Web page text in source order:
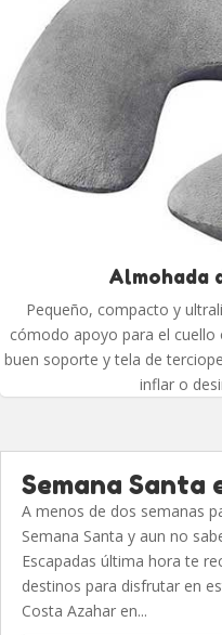
Almohada
Pequeño, compacto y
cómodo apoyo para el cuello
buen soporte y tela de
inflar o
Semana Santa
A menos de dos semanas
Semana Santa y aun no
Escapadas última hora te
destinos para disfrutar en
Costa Azahar en...